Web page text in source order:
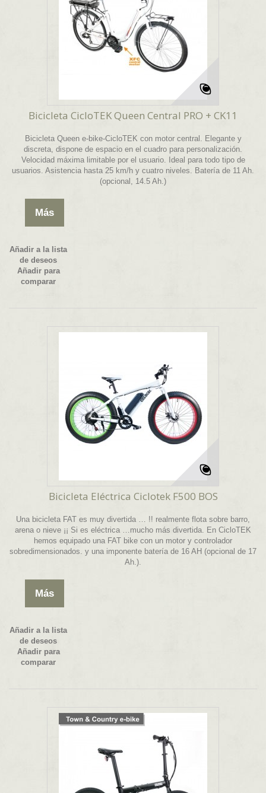
Bicicleta CicloTEK Queen Central PRO + CK11
Bicicleta Queen e-bike-CicloTEK con motor central. Elegante y
discreta, dispone de espacio en el cuadro para personalización.
Velocidad máxima limitable por el usuario. Ideal para todo tipo de
usuarios. Asistencia hasta 25 km/h y cuatro niveles. Batería de 11 Ah.
(opcional, 14.5 Ah.)
Más
Añadir a la lista
de deseos
Añadir para
comparar
Bicicleta Eléctrica Ciclotek F500 BOS
Una bicicleta FAT es muy divertida … !! realmente flota sobre barro,
arena o nieve ¡¡ Si es eléctrica …mucho más divertida. En CicloTEK
hemos equipado una FAT bike con un motor y controlador
sobredimensionados. y una imponente batería de 16 AH (opcional de 17
Ah.).
Más
Añadir a la lista
de deseos
Añadir para
comparar